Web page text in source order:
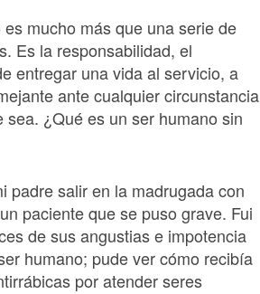
mucho más que una serie de
Es la responsabilidad, el
entregar una vida al servicio, a
ante cualquier circunstancia
¿Qué es un ser humano sin
padre salir en la madrugada con
paciente que se puso grave. Fui
de sus angustias e impotencia
humano; pude ver cómo recibía
por atender seres